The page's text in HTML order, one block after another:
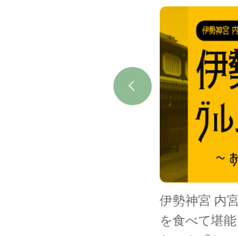
伊勢神宮 内
を食べて堪